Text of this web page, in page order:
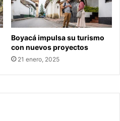
Boyacá impulsa su turismo
con nuevos proyectos
21 enero, 2025